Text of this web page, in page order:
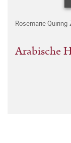
Rosemarie
Arabische